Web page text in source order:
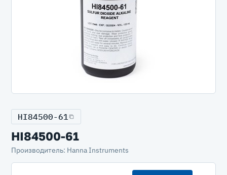
HI84500-61
HI84500-61
Производитель: Hanna Instruments